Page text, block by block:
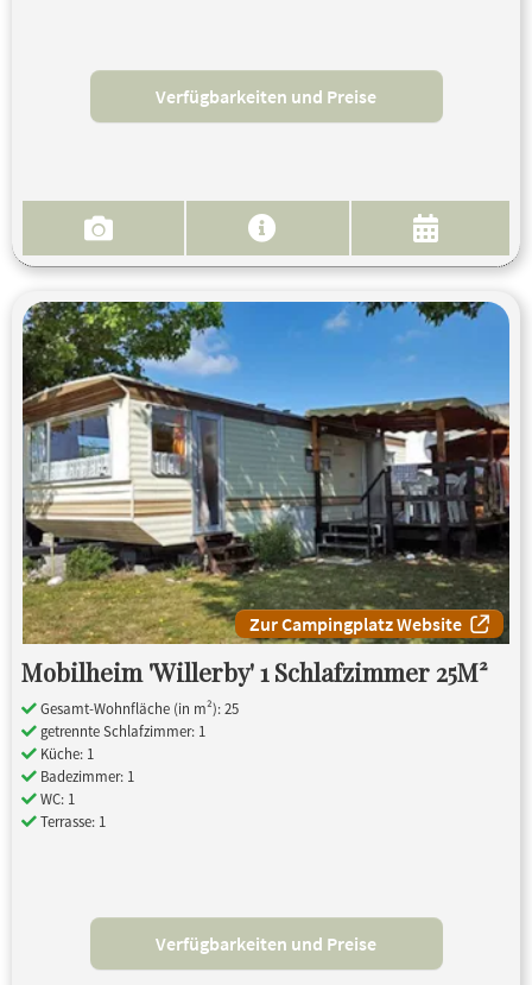
Verfügbarkeiten und Preise
Zur Campingplatz Website
Mobilheim 'Willerby' 1 Schlafzimmer 25M²
Gesamt-Wohnfläche (in m²): 25
getrennte Schlafzimmer: 1
Küche: 1
Badezimmer: 1
WC: 1
Terrasse: 1
Verfügbarkeiten und Preise